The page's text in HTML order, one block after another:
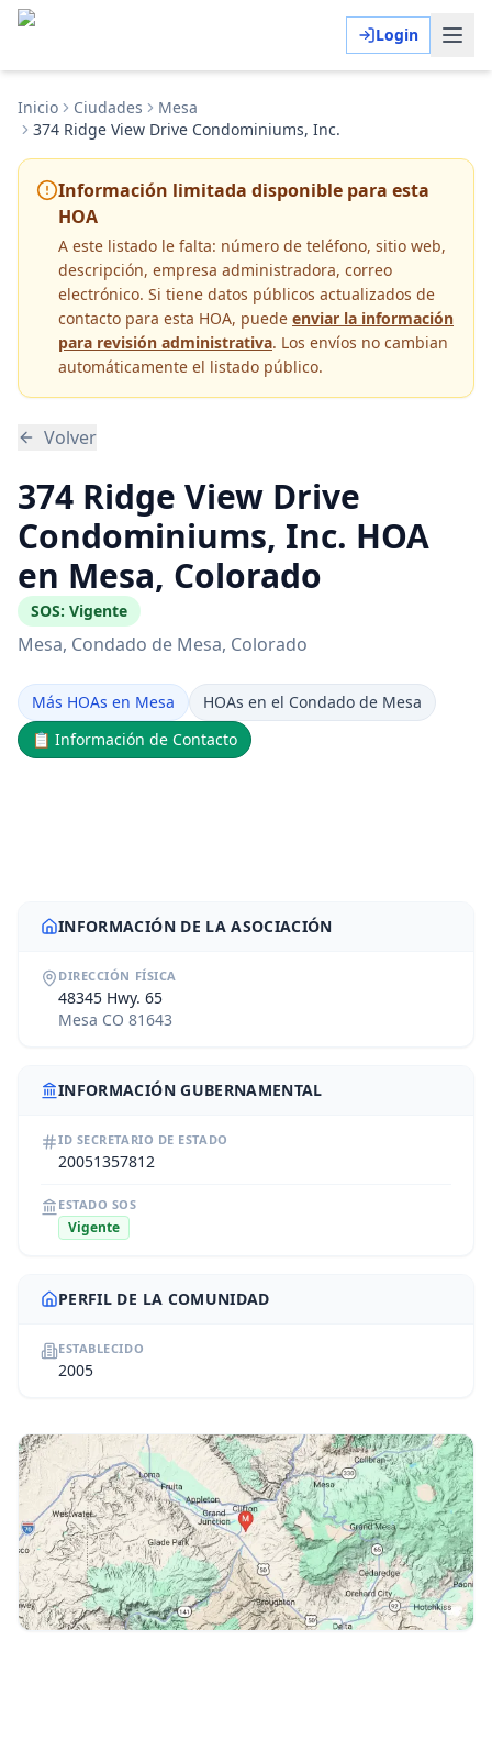
Login
Inicio Ciudades
Mesa
374 Ridge View Drive Condominiums, Inc.
Información limitada disponible para esta
HOA
A este listado le falta: número de teléfono, sitio web,
descripción, empresa administradora, correo
electrónico. Si tiene datos públicos actualizados de
contacto para esta HOA, puede enviar la información
para revisión administrativa. Los envíos no cambian
automáticamente el listado público.
Volver
374 Ridge View Drive
Condominiums, Inc. HOA
en Mesa, Colorado
SOS: Vigente
Mesa, Condado de Mesa, Colorado
Más HOAs en Mesa
HOAs en el Condado de Mesa
📋 Información de Contacto
INFORMACIÓN DE LA ASOCIACIÓN
DIRECCIÓN FÍSICA
48345 Hwy. 65
Mesa CO 81643
INFORMACIÓN GUBERNAMENTAL
ID SECRETARIO DE ESTADO
20051357812
ESTADO SOS
Vigente
PERFIL DE LA COMUNIDAD
ESTABLECIDO
2005